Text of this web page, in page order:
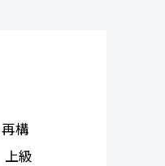
構
上級